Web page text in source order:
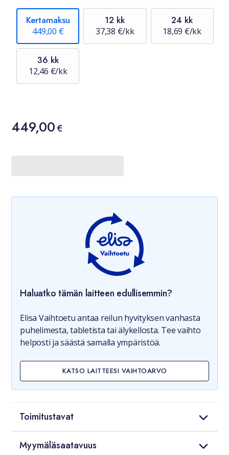
Kertamaksu
449,00 €
12 kk
37,38 €/kk
24 kk
18,69 €/kk
36 kk
12,46 €/kk
Hinta
449,00 €
449,00€
Haluatko tämän laitteen edullisemmin?
Elisa Vaihtoetu antaa reilun hyvityksen vanhasta
puhelimesta, tabletista tai älykellosta. Tee vaihto
helposti ja säästä samalla ympäristöä.
KATSO LAITTEESI VAIHTOARVO
Toimitustavat
Myymäläsaatavuus